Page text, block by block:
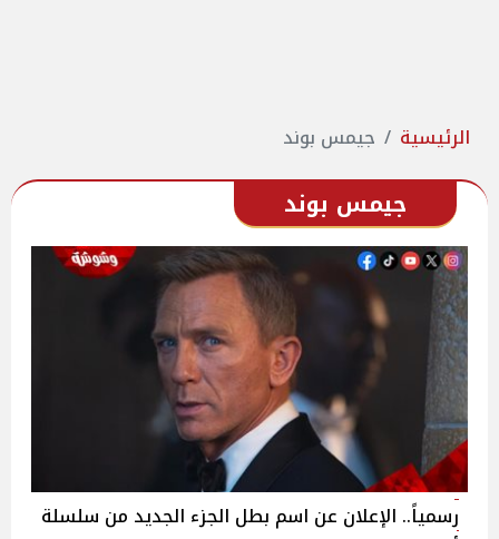
الرئيسية جيمس بوند
جيمس بوند
رسمياً.. الإعلان عن اسم بطل الجزء الجديد من سلسلة